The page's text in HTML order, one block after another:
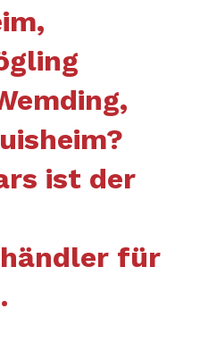
ist der
für